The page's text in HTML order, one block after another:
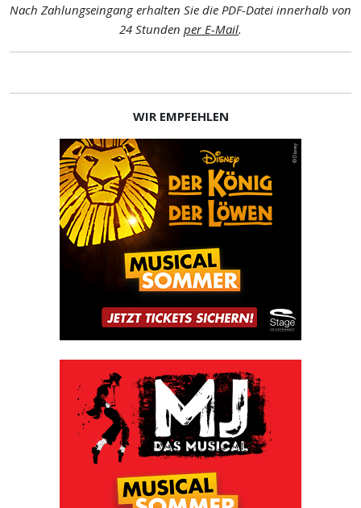
Nach Zahlungseingang erhalten Sie die PDF-Datei innerhalb von
24 Stunden per E-Mail.
WIR EMPFEHLEN